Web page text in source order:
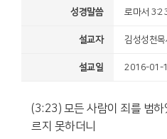
성경말씀 로마서
설교자 김성성천목
설교일 2016-01-
(3:23) 모든 사람이 죄를 범하
르지 못하더니